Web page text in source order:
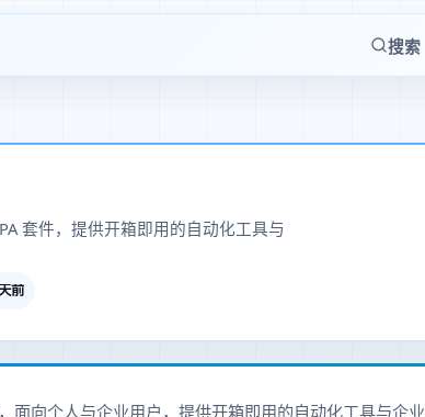
搜索
套件，提供开箱即用的自动化工具与
前
向个人与企业用户，提供开箱即用的自动化工具与企业